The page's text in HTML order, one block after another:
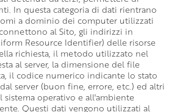
In questa categoria di dati rientrano
a dominio dei computer utilizzati
al Sito, gli indirizzi in
Resource Identifier) delle risorse
richiesta, il metodo utilizzato nel
al server, la dimensione del file
il codice numerico indicante lo stato
server (buon fine, errore, etc.) ed altri
sistema operativo e all'ambiente
Questi dati vengono utilizzati al